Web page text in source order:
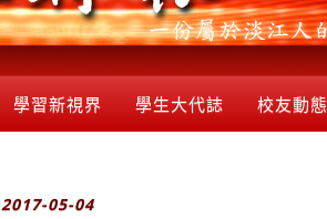
學習新視界 學生大代誌 校友動態
2017-05-04